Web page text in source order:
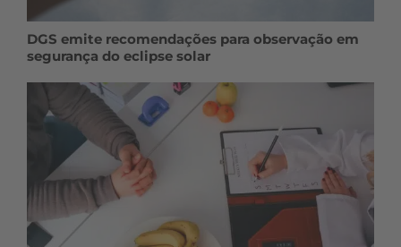
DGS emite recomendações para observação em
segurança do eclipse solar